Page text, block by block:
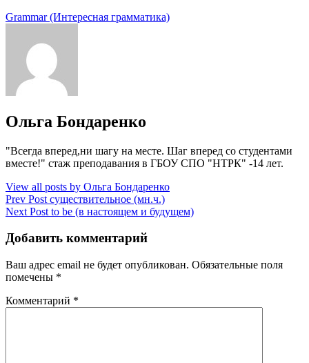
Categories
Grammar (Интересная грамматика)
Author:
Ольга Бондаренко
"Всегда вперед,ни шагу на месте. Шаг вперед со студентами
вместе!" стаж преподавания в ГБОУ СПО "НТРК" -14 лет.
View all posts by Ольга Бондаренко
Навигация
по
записям
Previous
Post
Prev Post существительное (мн.ч.)
Next
Next Post to be (в настоящем и будущем)
Добавить комментарий
Ваш адрес email не будет опубликован. Обязательные поля
помечены *
Комментарий *